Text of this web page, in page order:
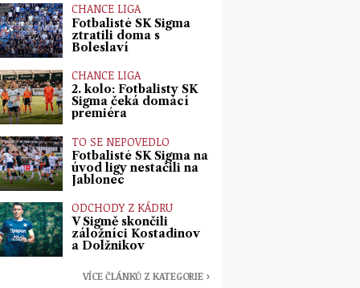
CHANCE LIGA
Fotbalisté SK Sigma
ztratili doma s
Boleslaví
CHANCE LIGA
2. kolo: Fotbalisty SK
Sigma čeká domácí
premiéra
TO SE NEPOVEDLO
Fotbalisté SK Sigma na
úvod ligy nestačili na
Jablonec
ODCHODY Z KÁDRU
V Sigmě skončili
záložníci Kostadinov
a Dolžnikov
VÍCE ČLÁNKŮ Z KATEGORIE ›